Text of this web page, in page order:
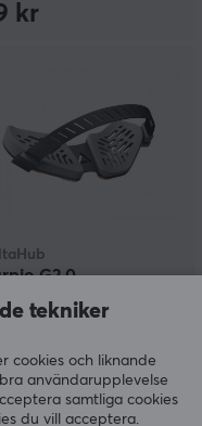
kr
G2.0
- Right - L
tekniker
cookies och liknande
användarupplevelse
samtliga cookies
du vill acceptera.